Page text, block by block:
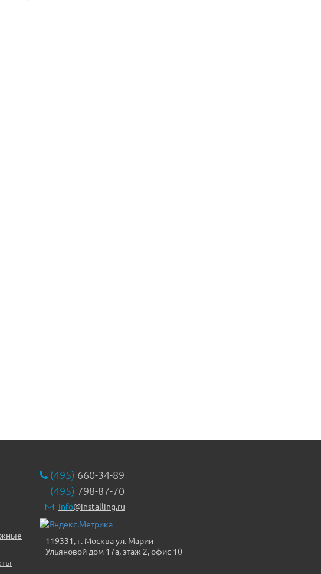
(495) 660-34-89
(495) 798-87-70
info@installing.ru
119331, г. Москва ул. Марии
Ульяновой дом 17а, этаж 2, офис 10